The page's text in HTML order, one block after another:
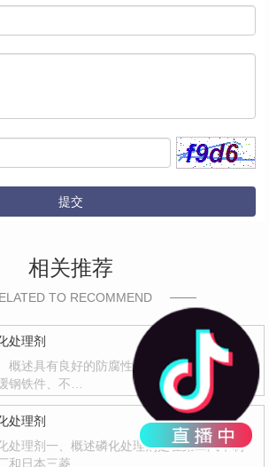
提交
相关推荐
TO RECOMMEND
处理剂
概述具有良好的防腐性和封闭能力，有效地
钢铁件、不…
处理剂
处理剂一、概述磷化处理剂是在第二汽车制
和日本三菱…